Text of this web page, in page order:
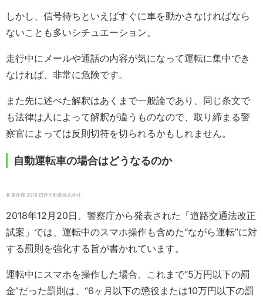
しかし、信号待ちといえばすぐに車を動かさなければなら
ないことも多いシチュエーション。
走行中にメールや通話の内容が気になって運転に集中でき
なければ、非常に危険です。
また先に述べた解釈はあくまで一般論であり、同じ条文で
も法律は人によって解釈が違うものなので、取り締まる警
察官によっては反則切符を切られるかもしれません。
自動運転車の場合はどうなるのか
© 著作権 2019 日産自動車株式会社
2018年12月20日、警察庁から発表された「道路交通法改正
試案」では、運転中のスマホ操作も含めた“ながら運転”に対
する罰則を強化する旨が書かれています。
運転中にスマホを操作した場合、これまで“5万円以下の罰
金”だった罰則は、“6ヶ月以下の懲役または10万円以下の罰